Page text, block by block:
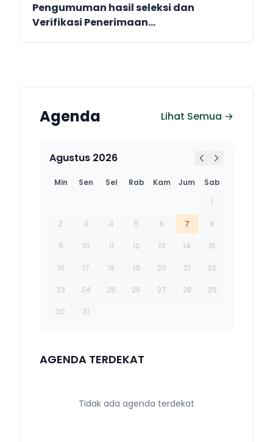
Pengumuman hasil seleksi dan
Verifikasi Penerimaan...
Agenda Lihat Semua →
Agustus 2026
Min Sen Sel Rab Kam Jum
Sab
1
2 3 4 5 6 7 8
9 10 11 12 13 14 15
16 17 18 19 20 21 22
23 24 25 26 27 28 29
30 31
AGENDA TERDEKAT
Tidak ada agenda terdekat